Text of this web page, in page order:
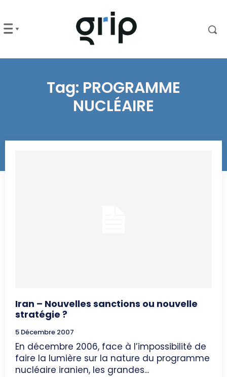
Tag: PROGRAMME
NUCLÉAIRE
Iran – Nouvelles sanctions ou nouvelle
stratégie ?
5 Décembre 2007
En décembre 2006, face à l’impossibilité de
faire la lumière sur la nature du programme
nucléaire iranien, les grandes...